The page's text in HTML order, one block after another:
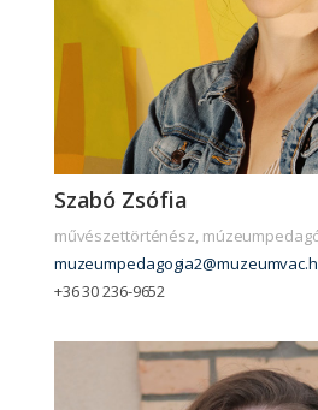
Szabó Zsófia
művészettörténész,
+36 30 236-9652